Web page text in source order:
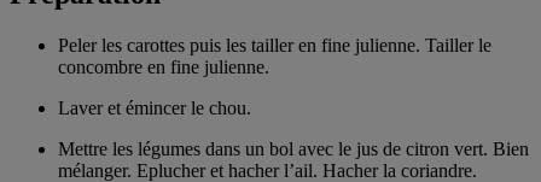
Peler les carottes puis les tailler en fine julienne. Tailler le
concombre en fine julienne.
Laver et émincer le chou.
Mettre les légumes dans un bol avec le jus de citron vert. Bien
mélanger. Eplucher et hacher l’ail. Hacher la coriandre.